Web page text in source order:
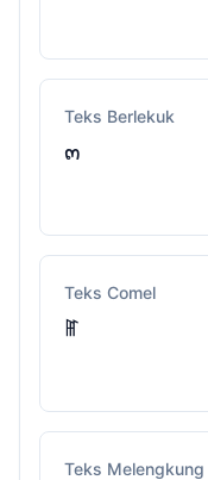
Teks Berlekuk
๓
Teks Comel
ꂵ
Teks Melengkung